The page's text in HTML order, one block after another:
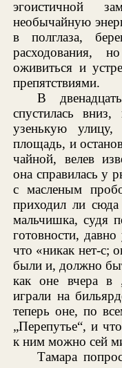
эгоистичной
необычайную
в полглаза,
расходования,
оживиться и
препятствиями.
В
спустилась
узенькую
площадь, и
чайной, велев
она справилась у
с масленым
приходил ли
мальчишка, судя
готовности,
что «никак нет-
были и, должно
как оне вчера в
играли на
теперь оне, по
„Перепутье“, и
к ним можно сей
Тамара